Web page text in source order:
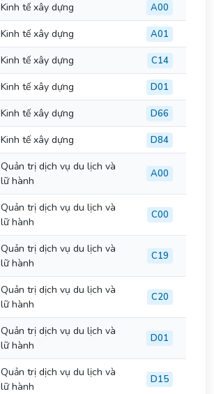
Kinh tế xây dựng A00
Kinh tế xây dựng A01
Kinh tế xây dựng C14
Kinh tế xây dựng D01
Kinh tế xây dựng D66
Kinh tế xây dựng D84
Quản trị dịch vụ du lịch và
lữ hành
A00
Quản trị dịch vụ du lịch và
lữ hành
C00
Quản trị dịch vụ du lịch và
lữ hành
C19
Quản trị dịch vụ du lịch và
lữ hành
C20
Quản trị dịch vụ du lịch và
lữ hành
D01
Quản trị dịch vụ du lịch và
lữ hành
D15